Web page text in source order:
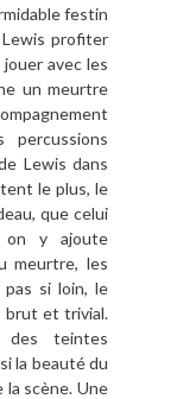
festin
profiter
avec les
un meurtre
Lewis dans
le plus, le
que celui
on y ajoute
meurtre, les
si loin, le
brut et trivial.
teintes
la beauté du
scène. Une